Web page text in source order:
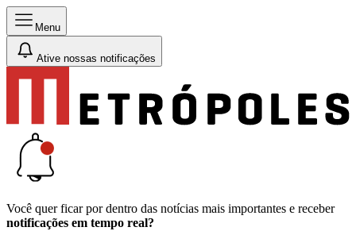
Menu
Ative nossas notificações
Você quer ficar por dentro das notícias mais importantes e receber
notificações em tempo real?